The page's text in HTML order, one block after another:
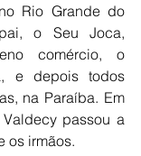
Rio Grande do
o Seu Joca,
comércio, o
e depois todos
na Paraíba. Em
passou a
os irmãos.